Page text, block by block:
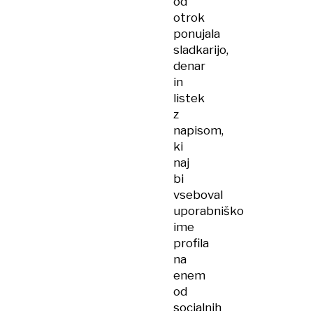
otrok
ponujala
sladkarijo,
denar
in
listek
z
napisom,
ki
naj
bi
vseboval
uporabniško
ime
profila
na
enem
od
socialnih